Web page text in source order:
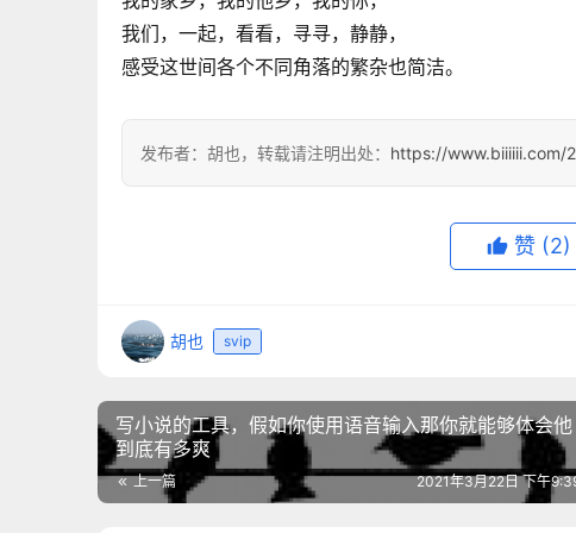
我们，一起，看看，寻寻，静静，
感受这世间各个不同角落的繁杂也简洁。
发布者：胡也，转载请注明出处： https://www.biiiiii.com/
赞 (2)
胡也 svip
写小说的工具，假如你使用语音输入那你就能够体会他
到底有多爽
上一篇 2021年3月22日 下午